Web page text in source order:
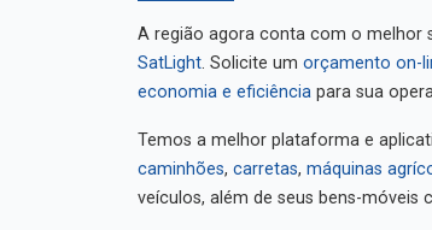
A região agora conta com o melhor
SatLight
. Solicite um orçamento on-
economia e eficiência
para sua
Temos a melhor plataforma e
caminhões
máquinas
veículos, além de seus bens-móveis